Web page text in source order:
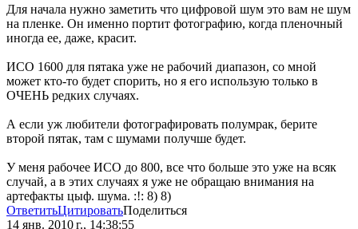
Для начала нужно заметить что цифровой шум это вам не шум
на пленке. Он именно портит фотографию, когда пленочный
иногда ее, даже, красит.
ИСО 1600 для пятака уже не рабочий диапазон, со мной
может кто-то будет спорить, но я его использую только в
ОЧЕНЬ редких случаях.
А если уж любители фотографировать полумрак, берите
второй пятак, там с шумами получше будет.
У меня рабочее ИСО до 800, все что больше это уже на всяк
случай, а в этих случаях я уже не обращаю внимания на
артефакты цыф. шума. :!: 8) 8)
ОтветитьЦитироватьПоделиться
14 янв. 2010 г., 14:38:55